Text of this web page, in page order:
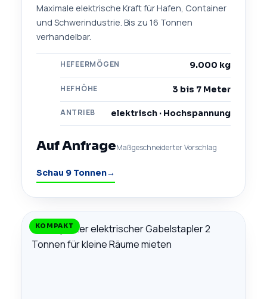
Maximale elektrische Kraft für Hafen, Container
und Schwerindustrie. Bis zu 16 Tonnen
verhandelbar.
HEFEERMÖGEN 9.000 kg
HEFHÖHE 3 bis 7 Meter
ANTRIEB elektrisch · Hochspannung
Auf AnfrageMaßgeschneiderter Vorschlag
Schau 9 Tonnen→
KOMPAKT